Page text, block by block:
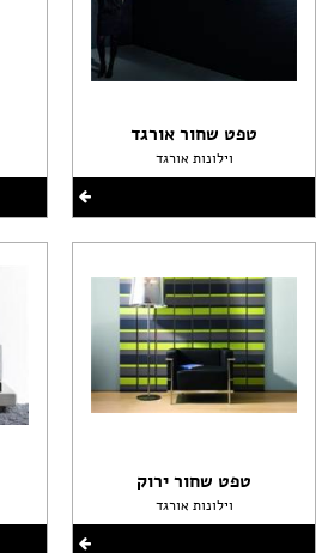
טפט שחור אורגד
וילונות אורגד
טפט שחור ירוק
וילונות אורגד